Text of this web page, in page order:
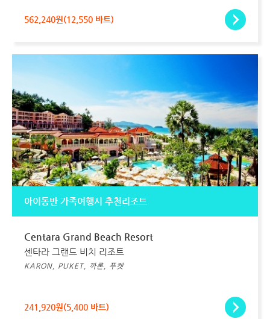
562,240원(12,550 바트)
아이동반 가족여행시 추천리조트
Centara Grand Beach Resort
센타라 그랜드 비치 리조트
KARON, PUKET, 까론, 푸켓
241,920원(5,400 바트)